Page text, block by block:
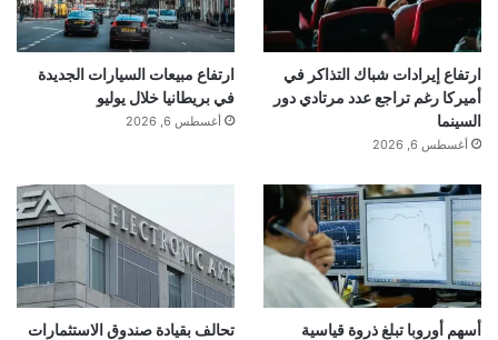
ارتفاع إيرادات شباك التذاكر في
أميركا رغم تراجع عدد مرتادي دور
السينما
أغسطس 6, 2026
ارتفاع مبيعات السيارات الجديدة
في بريطانيا خلال يوليو
أغسطس 6, 2026
أسهم أوروبا تبلغ ذروة قياسية
تحالف بقيادة صندوق الاستثمارات